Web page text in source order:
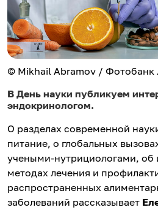
© Mikhail Abramov / Фотобанк
В День науки публикуем
эндокринологом.
О разделах современной
питание, о глобальных
учеными-нутрициологами,
методах лечения и
распространенных
заболеваний рассказывает